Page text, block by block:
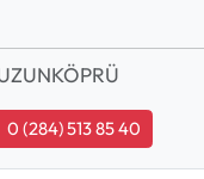
0 (284) 513 85 40